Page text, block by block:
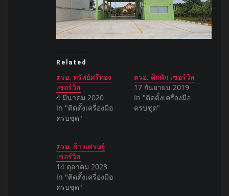
Related
ตรอ. ทรัพย์ศรีทอง
เซอร์วิส
4 มีนาคม 2020
In "ติดตั้งเครื่องมือ
ครบชุด"
ตรอ. คึกคัก เซอร์วิส
17 กันยายน 2019
In "ติดตั้งเครื่องมือ
ครบชุด"
ตรอ. ก้าวเศรษฐ์
เซอร์วิส
14 ตุลาคม 2023
In "ติดตั้งเครื่องมือ
ครบชุด"